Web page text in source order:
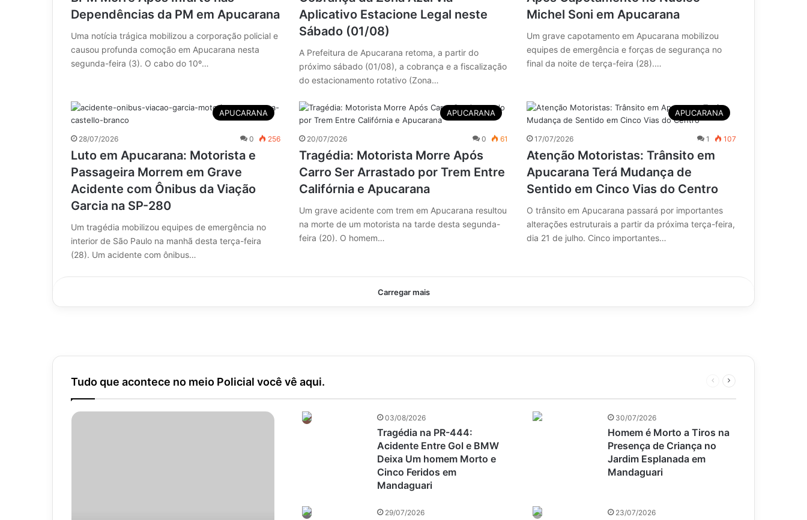
Dependências da PM em Apucarana
Uma notícia trágica mobilizou a corporação policial e
causou profunda comoção em Apucarana nesta
segunda-feira (3). O cabo do 10º…
Aplicativo Estacione Legal neste
Sábado (01/08)
A Prefeitura de Apucarana retoma, a partir do
próximo sábado (01/08), a cobrança e a fiscalização
do estacionamento rotativo (Zona…
Michel Soni em Apucarana
Um grave capotamento em Apucarana mobilizou
equipes de emergência e forças de segurança no
final da noite de terça-feira (28).…
APUCARANA
28/07/2026 0 256
Luto em Apucarana: Motorista e
Passageira Morrem em Grave
Acidente com Ônibus da Viação
Garcia na SP-280
Um tragédia mobilizou equipes de emergência no
interior de São Paulo na manhã desta terça-feira
(28). Um acidente com ônibus…
APUCARANA
20/07/2026 0 61
Tragédia: Motorista Morre Após
Carro Ser Arrastado por Trem Entre
Califórnia e Apucarana
Um grave acidente com trem em Apucarana resultou
na morte de um motorista na tarde desta segunda-
feira (20). O homem…
APUCARANA
17/07/2026 1 107
Atenção Motoristas: Trânsito em
Apucarana Terá Mudança de
Sentido em Cinco Vias do Centro
O trânsito em Apucarana passará por importantes
alterações estruturais a partir da próxima terça-feira,
dia 21 de julho. Cinco importantes…
Carregar mais
Tudo que acontece no meio Policial você vê aqui.
PáginaPróxima
03/08/2026
Tragédia na PR-444:
Acidente Entre Gol e BMW
Deixa Um homem Morto e
Cinco Feridos em
Mandaguari
30/07/2026
Homem é Morto a Tiros na
Presença de Criança no
Jardim Esplanada em
Mandaguari
29/07/2026 23/07/2026